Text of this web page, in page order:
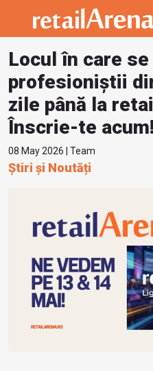
Locul în care
profesioniștii
zile până la
Înscrie-te acum!
08 May 2026 | Team
Știri și Noutăți